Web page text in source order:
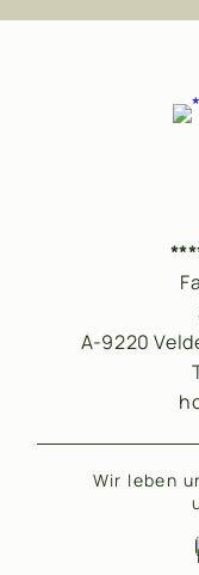
A-9220
Wir leben